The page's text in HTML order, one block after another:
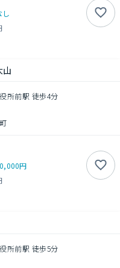
し
山
所前駅 徒歩4分
円
所前駅 徒歩5分